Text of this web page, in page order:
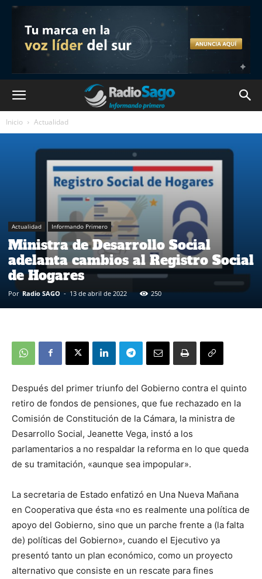
Inicio Actualidad
Actualidad Informando Primero
Ministra de Desarrollo Social
adelanta cambios al Registro Social
de Hogares
Por Radio SAGO - 13 de abril de 2022 250
Después del primer triunfo del Gobierno contra el quinto
retiro de fondos de pensiones, que fue rechazado en la
Comisión de Constitución de la Cámara, la ministra de
Desarrollo Social, Jeanette Vega, instó a los
parlamentarios a no respaldar la reforma en lo que queda
de su tramitación, «aunque sea impopular».
La secretaria de Estado enfatizó en Una Nueva Mañana
en Cooperativa que ésta «no es realmente una política de
apoyo del Gobierno, sino que un parche frente a (la falta
de) políticas del Gobierno», cuando el Ejecutivo ya
presentó tanto un plan económico, como un proyecto
alternativo que consiste en un rescate para fines